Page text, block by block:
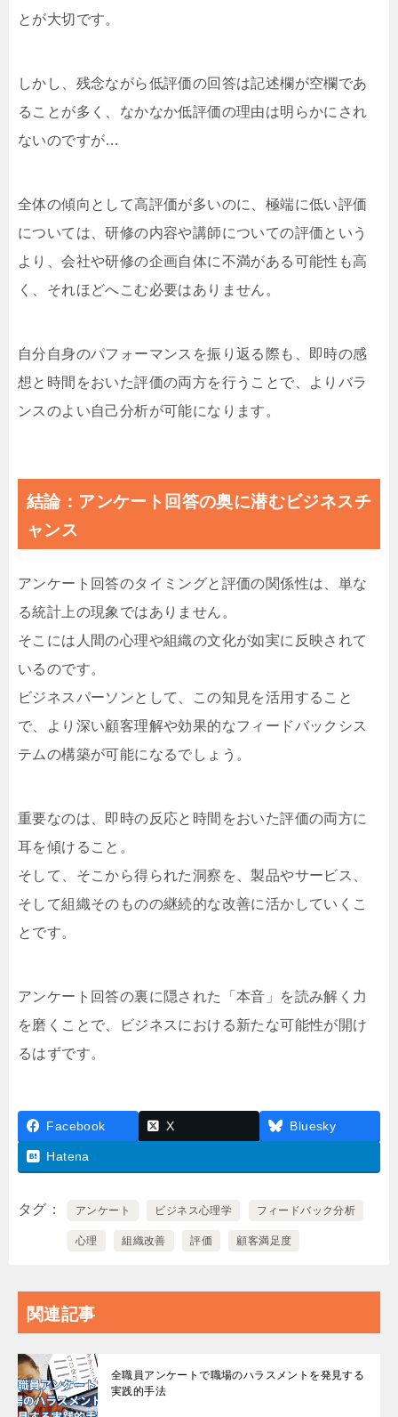
とが大切です。
しかし、残念ながら低評価の回答は記述欄が空欄であ
ることが多く、なかなか低評価の理由は明らかにされ
ないのですが…
全体の傾向として高評価が多いのに、極端に低い評価
については、研修の内容や講師についての評価という
より、会社や研修の企画自体に不満がある可能性も高
く、それほどへこむ必要はありません。
自分自身のパフォーマンスを振り返る際も、即時の感
想と時間をおいた評価の両方を行うことで、よりバラ
ンスのよい自己分析が可能になります。
結論：アンケート回答の奥に潜むビジネスチ
ャンス
アンケート回答のタイミングと評価の関係性は、単な
る統計上の現象ではありません。
そこには人間の心理や組織の文化が如実に反映されて
いるのです。
ビジネスパーソンとして、この知見を活用すること
で、より深い顧客理解や効果的なフィードバックシス
テムの構築が可能になるでしょう。
重要なのは、即時の反応と時間をおいた評価の両方に
耳を傾けること。
そして、そこから得られた洞察を、製品やサービス、
そして組織そのものの継続的な改善に活かしていくこ
とです。
アンケート回答の裏に隠された「本音」を読み解く力
を磨くことで、ビジネスにおける新たな可能性が開け
るはずです。
Facebook X Bluesky
Hatena
タグ アンケート ビジネス心理学 フィードバック分析
心理 組織改善 評価 顧客満足度
関連記事
全職員アンケートで職場のハラスメントを発見する
実践的手法